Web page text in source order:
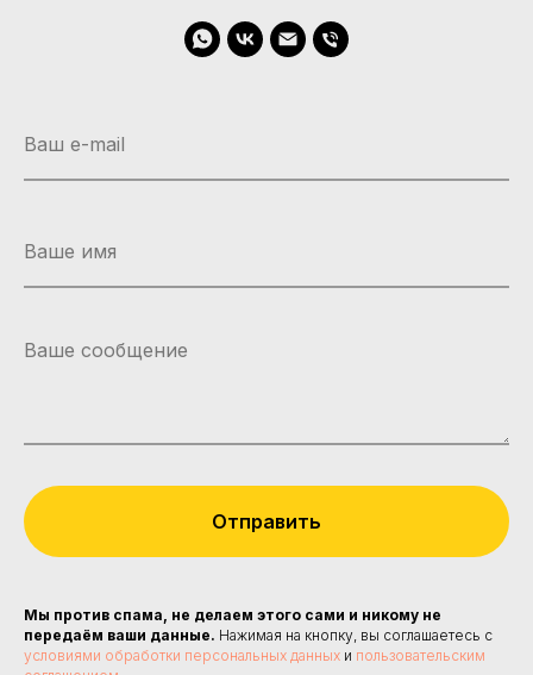
Отправить
Мы против спама, не делаем этого сами и никому не
передаём ваши данные. Нажимая на кнопку, вы соглашаетесь с
условиями обработки персональных данных и пользовательским